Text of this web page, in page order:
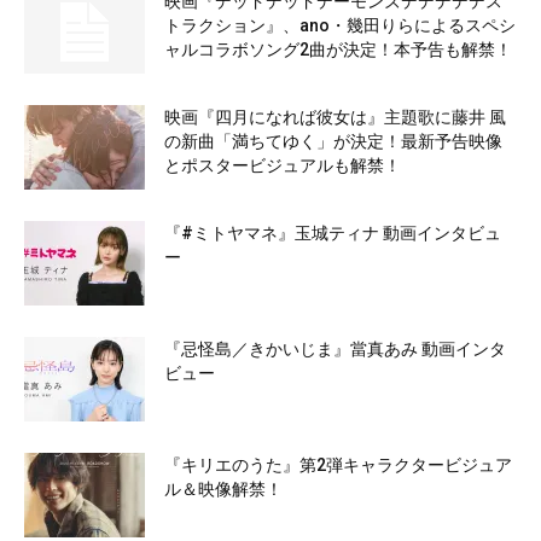
トラクション』、ano・幾田りらによるスペシ
ャルコラボソング2曲が決定！本予告も解禁！
映画『四月になれば彼女は』主題歌に藤井 風
の新曲「満ちてゆく」が決定！最新予告映像
とポスタービジュアルも解禁！
『#ミトヤマネ』玉城ティナ 動画インタビュ
ー
『忌怪島／きかいじま』當真あみ 動画インタ
ビュー
『キリエのうた』第2弾キャラクタービジュア
ル＆映像解禁！